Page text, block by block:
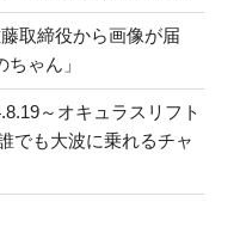
取締役から画像が届
ゃん」
～オキュラスリフト
でも大波に乗れるチャ